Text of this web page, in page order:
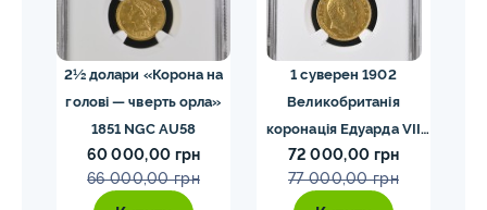
2½ долари «Корона на
голові — чверть орла»
1851 NGC AU58
60 000,00 грн
66 000,00 грн
1 суверен 1902
Великобританія
коронація Едуарда VII
NGC PF58 MATTE
72 000,00 грн
77 000,00 грн